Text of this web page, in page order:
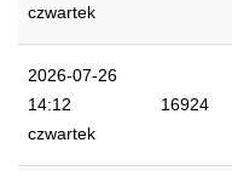
czwartek
2026-07-26
14:12
czwartek
16924